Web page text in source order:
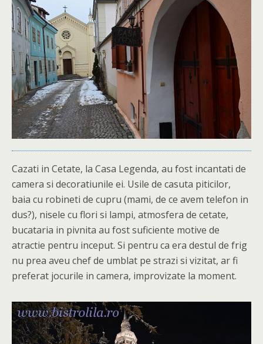
Cazati in Cetate, la Casa Legenda, au fost incantati de
camera si decoratiunile ei. Usile de casuta piticilor,
baia cu robineti de cupru (mami, de ce avem telefon in
dus?), nisele cu flori si lampi, atmosfera de cetate,
bucataria in pivnita au fost suficiente motive de
atractie pentru inceput. Si pentru ca era destul de frig
nu prea aveu chef de umblat pe strazi si vizitat, ar fi
preferat jocurile in camera, improvizate la moment.